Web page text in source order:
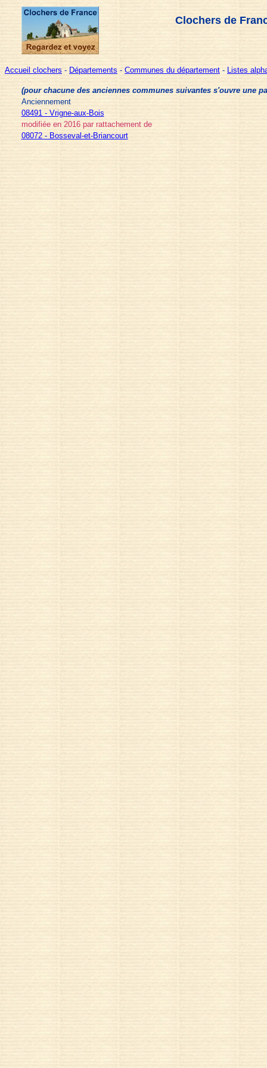
Clochers de
Accueil clochers - Départements - Communes du département - Listes
(pour chacune des anciennes communes suivantes s'ouvre une
Anciennement
08491 - Vrigne-aux-Bois
modifiée en 2016 par rattachement de
08072 - Bosseval-et-Briancourt